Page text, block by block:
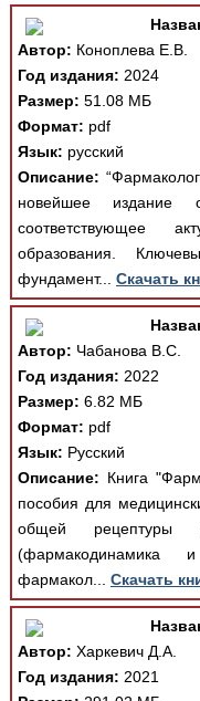
Автор: Коноплева Е.В.
Год издания: 2024
Размер: 51.08 МБ
Формат: pdf
Язык: русский
Описание:
новейшее издание
соответствующее
образования.
фундамент... Скачать
Автор: Чабанова В.С.
Год издания: 2022
Размер: 6.82 МБ
Формат: pdf
Язык: Русский
Описание: Книга
пособия для
общей рецептуры
(фармакодинамика
фармакол... Скачать
Автор: Харкевич Д.А.
Год издания: 2021